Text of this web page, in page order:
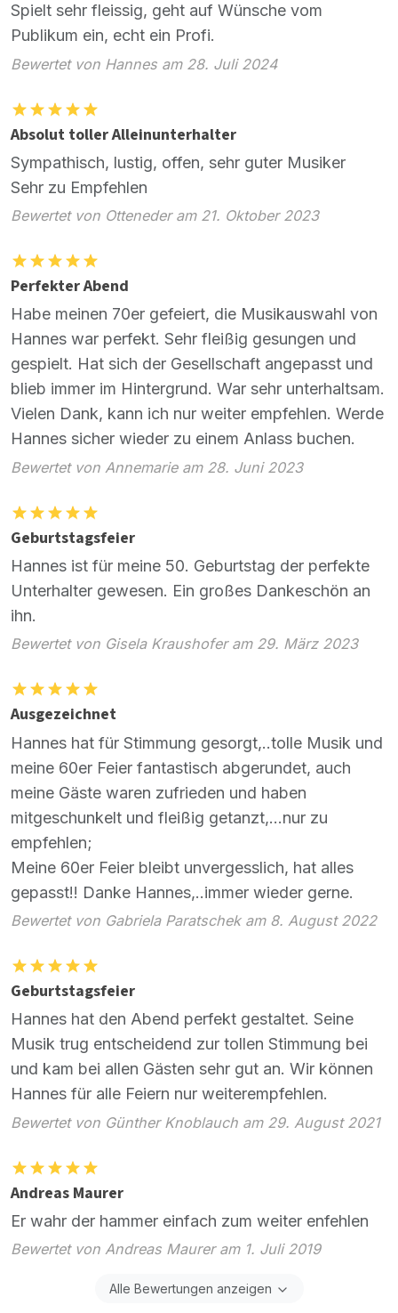
Spielt sehr fleissig, geht auf Wünsche vom
Publikum ein, echt ein Profi.
Bewertet von Hannes am 28. Juli 2024
Absolut toller Alleinunterhalter
Sympathisch, lustig, offen, sehr guter Musiker
Sehr zu Empfehlen
Bewertet von Otteneder am 21. Oktober 2023
Perfekter Abend
Habe meinen 70er gefeiert, die Musikauswahl von
Hannes war perfekt. Sehr fleißig gesungen und
gespielt. Hat sich der Gesellschaft angepasst und
blieb immer im Hintergrund. War sehr unterhaltsam.
Vielen Dank, kann ich nur weiter empfehlen. Werde
Hannes sicher wieder zu einem Anlass buchen.
Bewertet von Annemarie am 28. Juni 2023
Geburtstagsfeier
Hannes ist für meine 50. Geburtstag der perfekte
Unterhalter gewesen. Ein großes Dankeschön an
ihn.
Bewertet von Gisela Kraushofer am 29. März 2023
Ausgezeichnet
Hannes hat für Stimmung gesorgt,..tolle Musik und
meine 60er Feier fantastisch abgerundet, auch
meine Gäste waren zufrieden und haben
mitgeschunkelt und fleißig getanzt,...nur zu
empfehlen;
Meine 60er Feier bleibt unvergesslich, hat alles
gepasst!! Danke Hannes,..immer wieder gerne.
Bewertet von Gabriela Paratschek am 8. August 2022
Geburtstagsfeier
Hannes hat den Abend perfekt gestaltet. Seine
Musik trug entscheidend zur tollen Stimmung bei
und kam bei allen Gästen sehr gut an. Wir können
Hannes für alle Feiern nur weiterempfehlen.
Bewertet von Günther Knoblauch am 29. August 2021
Andreas Maurer
Er wahr der hammer einfach zum weiter enfehlen
Bewertet von Andreas Maurer am 1. Juli 2019
Alle Bewertungen anzeigen